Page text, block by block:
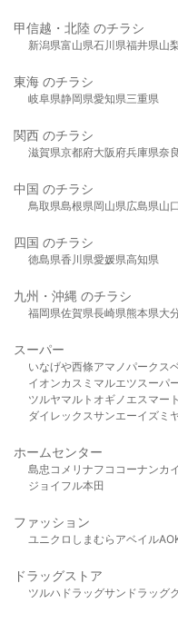
甲信越・北陸 のチラシ
新潟県富山県石川県福井県山
東海 のチラシ
岐阜県静岡県愛知県三重県
関西 のチラシ
滋賀県京都府大阪府兵庫県奈
中国 のチラシ
鳥取県島根県岡山県広島県山
四国 のチラシ
徳島県香川県愛媛県高知県
九州・沖縄 のチラシ
福岡県佐賀県長崎県熊本県大
スーパー
いなげや西條アマノパークス
イオンカスミ マルエツスーパ
ツルヤマルト オギノ エスマート
ダイレックスサンエーイズミ
ホームセンター
島忠 コメリ ナフコ コーナンカ
ジョイフル本田
ファッション
ユニクロ しまむら アベイル
ドラッグストア
ツルハドラッグサンドラッグ